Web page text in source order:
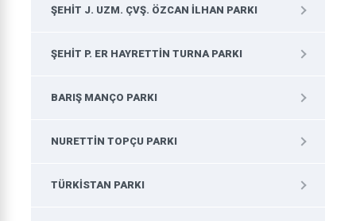
ŞEHIT J. UZM. ÇVŞ. ÖZCAN İLHAN PARKI
ŞEHIT P. ER HAYRETTIN TURNA PARKI
BARIŞ MANÇO PARKI
NURETTIN TOPÇU PARKI
TÜRKISTAN PARKI